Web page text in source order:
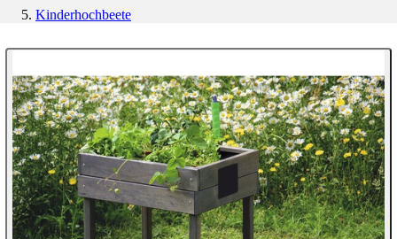
Kinderhochbeete